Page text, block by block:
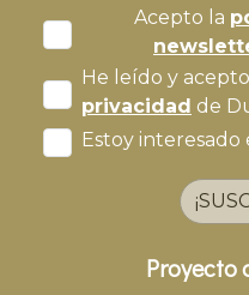
Acepto la
He leído y
privacidad de
Estoy
Proyecto